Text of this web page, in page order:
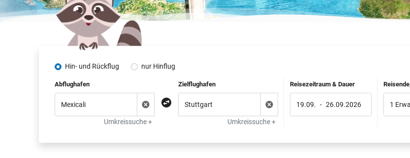
Hin- und Rückflug nur Hinflug
Abflughafen
Umkreissuche +
Zielflughafen
Umkreissuche +
Reisezeitraum & Dauer
19.09. - 26.09.2026 1